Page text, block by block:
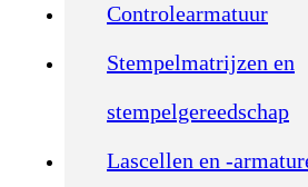
Controlearmatuur
Stempelmatrijzen en
stempelgereedschap
Lascellen en -